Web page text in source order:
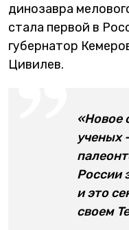
динозавра
стала первой в
губернатор
Цивилев.
«Новое
ученых
России
и это
своем